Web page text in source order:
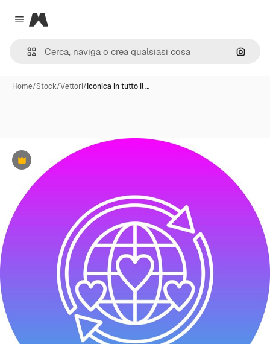
Close menu
Magnific
Cerca
Home/Stock/Vettori/Iconica in tutto il …
Premium